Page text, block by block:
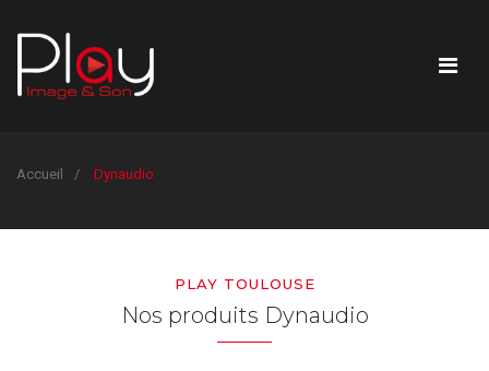
Accueil Dynaudio
PLAY TOULOUSE
Nos produits Dynaudio